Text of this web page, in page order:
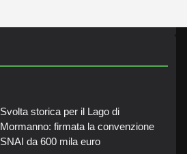
Svolta storica per il Lago di
Mormanno: firmata la convenzione
SNAI da 600 mila euro